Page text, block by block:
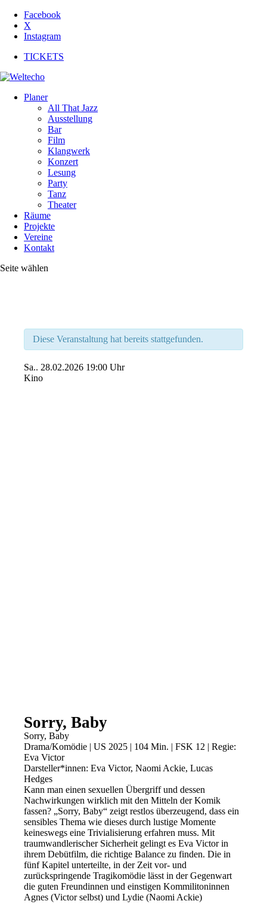
Facebook
X
Instagram
TICKETS
Planer
All That Jazz
Ausstellung
Bar
Film
Klangwerk
Konzert
Lesung
Party
Tanz
Theater
Räume
Projekte
Vereine
Kontakt
Seite wählen
Diese Veranstaltung hat bereits stattgefunden.
Sa.. 28.02.2026 19:00 Uhr
Kino
Sorry, Baby
Sorry, Baby
Drama/Komödie | US 2025 | 104 Min. | FSK 12 | Regie:
Eva Victor
Darsteller*innen: Eva Victor, Naomi Ackie, Lucas
Hedges
Kann man einen sexuellen Übergriff und dessen
Nachwirkungen wirklich mit den Mitteln der Komik
fassen? „Sorry, Baby“ zeigt restlos überzeugend, dass ein
sensibles Thema wie dieses durch lustige Momente
keineswegs eine Trivialisierung erfahren muss. Mit
traumwandlerischer Sicherheit gelingt es Eva Victor in
ihrem Debütfilm, die richtige Balance zu finden. Die in
fünf Kapitel unterteilte, in der Zeit vor- und
zurückspringende Tragikomödie lässt in der Gegenwart
die guten Freundinnen und einstigen Kommilitoninnen
Agnes (Victor selbst) und Lydie (Naomi Ackie)